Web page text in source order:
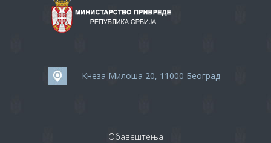
Кнеза Милоша 20, 11000 Београд
Обавештења